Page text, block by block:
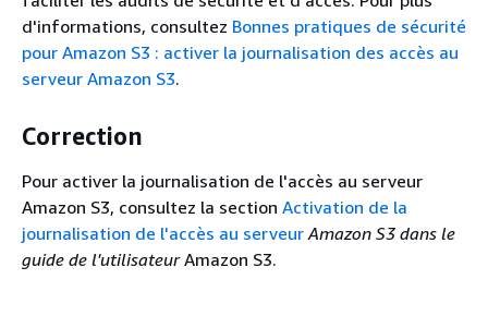
d'informations, consultez Bonnes pratiques de sécurité
pour Amazon S3 : activer la journalisation des accès au
serveur Amazon S3.
Correction
Pour activer la journalisation de l'accès au serveur
Amazon S3, consultez la section Activation de la
journalisation de l'accès au serveur Amazon S3 dans le
guide de l'utilisateurAmazon S3.